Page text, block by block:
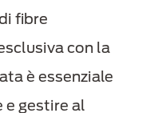
fibre
con la
è essenziale
e gestire al